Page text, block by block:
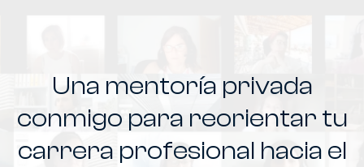
Una mentoría privada
conmigo para reorientar tu
carrera profesional hacia el